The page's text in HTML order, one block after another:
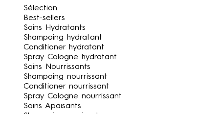
Sélection
Best-sellers
Soins Hydratants
Shampoing hydratant
Conditioner hydratant
Spray Cologne hydratant
Soins Nourrissants
Shampoing nourrissant
Conditioner nourrissant
Spray Cologne nourrissant
Soins Apaisants